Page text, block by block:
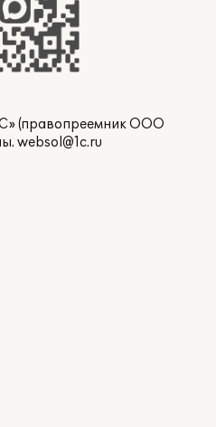
(правопреемник ООО
websol@1c.ru